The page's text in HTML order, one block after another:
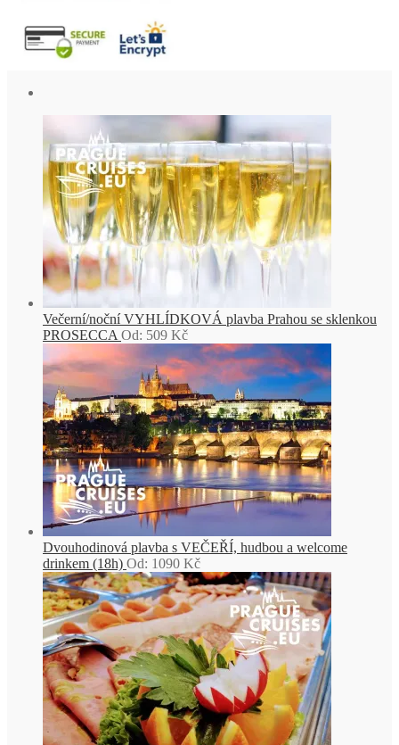
Večerní/noční VYHLÍDKOVÁ plavba Prahou se sklenkou
PROSECCA Od: 509 Kč
Dvouhodinová plavba s VEČEŘÍ, hudbou a welcome
drinkem (18h) Od: 1090 Kč